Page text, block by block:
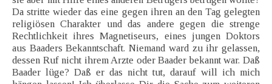
Da stritte wieder das eine gegen ihren an den Tag gelegten
religiösen Charakter und das andere gegen die strenge
Rechtlichkeit ihres Magnetiseurs, eines jungen Doktors
aus Baaders Bekanntschaft. Niemand ward zu ihr gelassen,
dessen Ruf nicht ihrem Arzte oder Baader bekannt war. Daß
Baader lüge? Daß er das nicht tut, darauf will ich mich